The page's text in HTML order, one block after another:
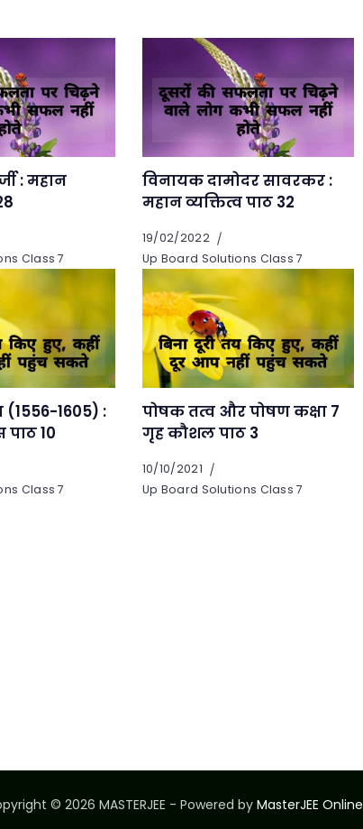
: महान
Class 7
विनायक दामोदर सावरकर :
महान व्यक्तित्व पाठ 32
19/02/2022
Up Board Solutions Class 7
1605) :
पाठ 10
Class 7
पोषक तत्व और पोषण कक्षा 7
गृह कौशल पाठ 3
10/10/2021
Up Board Solutions Class 7
© 2026 MASTERJEE - Powered byMasterJEE Online